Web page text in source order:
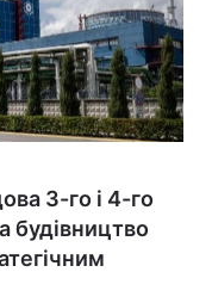
3-го і 4-го
будівництво